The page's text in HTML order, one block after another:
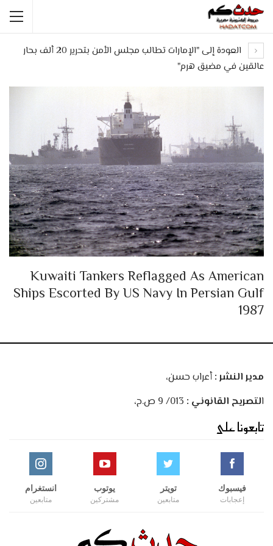
العودة إلى "الإمارات تطالب مجلس الأمن بتحرير 20 ألف بحار
عالقين في مضيق هرم"
Kuwaiti Tankers Reflagged As American
Ships Escorted By US Navy In Persian Gulf
1987
مدير النشر :أعراب حسن،
التصريح القانوني :
تابعونا على
فيسبوك
إعجابات
تويتر
متابعين
يوتوب
مشتركين
انستغرام
متابعين